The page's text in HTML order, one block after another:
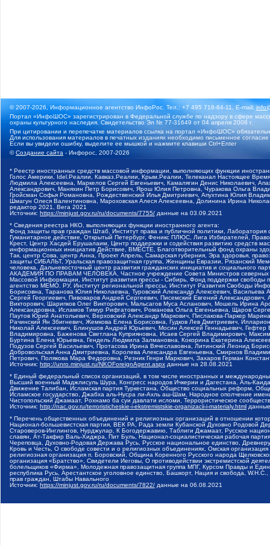
© 2007-2026, Информационное агентство ИнфоРос. Тел.: +7 495 718-84-11, E-mail:
Портал «ИнфоШОС» зарегистрирован в Федеральной службе по надзору в сфере
охраны культурного наследия. Свидетельство Эл № 77-31649 от 04 апреля 2008 г.
При цитировании и перепечатке материалов ссылка на портал «ИнфоШОС»
Для использования материалов в печатных изданиях необходимо письменное
Если вы увидели ошибку, выделите ее мышкой и нажмите клавиши Ctrl+Enter
©Создание сайта - Инфорос, 2007-2026
* Реестр иностранных средств массовой информации, выполняющих функции
Голос Америки, Idel.Реалии, Кавказ.Реалии, Крым.Реалии, Телеканал Настоящее
Людмила Алексеевна, Маркелов Сергей Евгеньевич, Камалягин Денис Николаевич,
Александрович, Маняхин Петр Борисович, Ярош Юлия Петровна, Чуракова Ольга
Гройсман Софья Романовна, Рождественский Илья Дмитриевич, Апухтина Юлия
Шмагун Олеся Валентиновна, Мароховская Алеся Алексеевна, Долинина Ирина
редактор 2021, Вега 2021
Источник: https://minjust.gov.ru/ru/documents/7755/ данные на 03.09.2021
* Сведения реестра НКО, выполняющих функции иностранного агента:
Фонд защиты прав граждан Штаб, Институт права и публичной политики,
Гуманитарное действие, Открытый Петербург, Феникс ПЛЮС, Лига Избирателей,
Крест, Центр Хасдей Ерушалаим, Центр поддержки и содействия развитию средств
информационных инициатив Действие, ВМЕСТЕ, Благотворительный фонд охраны
Так, центр Сова, центр Анна, Проект Апрель, Самарская губерния, Эра здоровья,
защиты СИБАЛЬТ, Уральская правозащитная группа, Женщины Евразии, Рязанский
человека, Дальневосточный центр развития гражданских инициатив и социального
АКАДЕМИЯ ПО ПРАВАМ ЧЕЛОВЕКА, Частное учреждение Совета Министров северных
Массовой Информации, Институт развития прессы - Сибирь, Фонд поддержки
агентство МЕМО. РУ, Институт региональной прессы, Институт Развития Свободы
Борисовна, Таранова Юлия Николаевна, Туровский Александр Алексеевич,
Сергей Георгиевич, Пивоваров Андрей Сергеевич, Писемский Евгений
Викторович, Шарипков Олег Викторович, Мальсагов Муса Асланович, Мошель Ирина
Александровна, Исламов Тимур Рифгатович, Романова Ольга Евгеньевна, Щаров
Паутов Юрий Анатольевич, Верховский Александр Маркович, Пислакова-Паркер
Рачинский Ян Збигневич, Жемкова Елена Борисовна, Гудков Лев Дмитриевич,
Николай Алексеевич, Блинушов Андрей Юрьевич, Мосин Алексей Геннадьевич,
Владимировна, Баженова Светлана Куприяновна, Исаев Сергей Владимирович,
Буртина Елена Юрьевна, Гендель Людмила Залмановна, Кокорина Екатерина
Подузов Сергей Васильевич, Протасова Ирина Вячеславовна, Литинский Леонид
Добровольская Анна Дмитриевна, Королева Александра Евгеньевна, Смирнов
Петрович, Полякова Мара Федоровна, Резник Генри Маркович, Захаров Герман
Источник: http://unro.minjust.ru/NKOForeignAgent.aspx данные на 28.08.2021
* Единый федеральный список организаций, в том числе иностранных и
Высший военный Маджлисуль Шура, Конгресс народов Ичкерии и Дагестана, Аль-
Движение Талибан, Исламская партия Туркестана, Общество социальных реформ,
Исламское государство, Джабха аль-Нусра ли-Ахль аш-Шам, Народное ополчение
Чистопольский Джамаат, Рохнамо ба суи давлати исломи, Террористическое
Источник: http://nac.gov.ru/terroristicheskie-i-ekstremistskie-organizacii-i-materialy.html
* Перечень общественных объединений и религиозных организаций в отношении
Национал-большевистская партия, ВЕК РА, Рада земли Кубанской Духовно Родовой
Староверов-Инглингов, Нурджулар, К Богодержавию, Таблиги Джамаат, Русское
славян, Ат-Такфир Валь-Хиджра, Пит Буль, Национал-социалистическая рабочая
Череповца, Духовно-Родовая Держава Русь, Русское национальное единство,
Кровь и Честь, О свободе совести и о религиозных объединениях, Омская
религиозная организация п. Боровский, Община Коренного Русского народа
организация «Братство», Свидетели Иеговы, О противодействии экстремистской
болельщиков «Фирма», Молодежная правозащитная группа МПГ, Курсом Правды и
республика Русь, Арестантское уголовное единство, Башкорт, Нация и свобода,
прав граждан, Штабы Навального
Источник: https://minjust.gov.ru/ru/documents/7822/ данные на 06.08.2021